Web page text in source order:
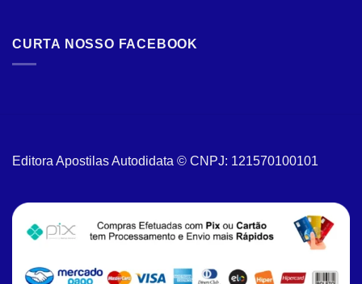
CURTA NOSSO FACEBOOK
Editora Apostilas Autodidata © CNPJ: 121570100101